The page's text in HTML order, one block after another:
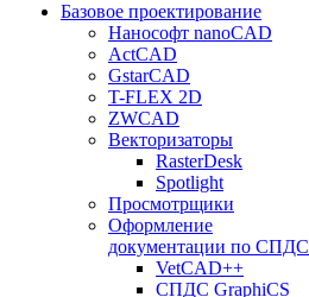
Базовое проектирование
Нанософт nanoCAD
ActCAD
GstarCAD
T-FLEX 2D
ZWCAD
Векторизаторы
RasterDesk
Spotlight
Просмотрщики
Оформление
документации по СПДС
VetCAD++
СПДС GraphiCS